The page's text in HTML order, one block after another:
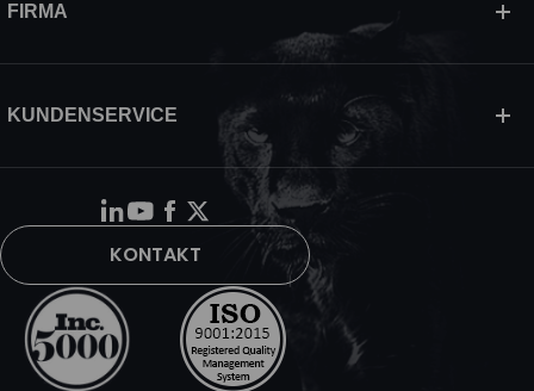
FIRMA
KUNDENSERVICE
KONTAKT